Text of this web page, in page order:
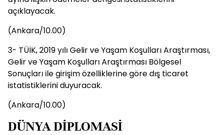
açıklayacak.
(Ankara/10.00)
3- TÜİK, 2019 yılı Gelir ve Yaşam Koşulları Araştırması,
Gelir ve Yaşam Koşulları Araştırması Bölgesel
Sonuçları ile girişim özelliklerine göre dış ticaret
istatistiklerini duyuracak.
(Ankara/10.00)
DÜNYA DİPLOMASİ